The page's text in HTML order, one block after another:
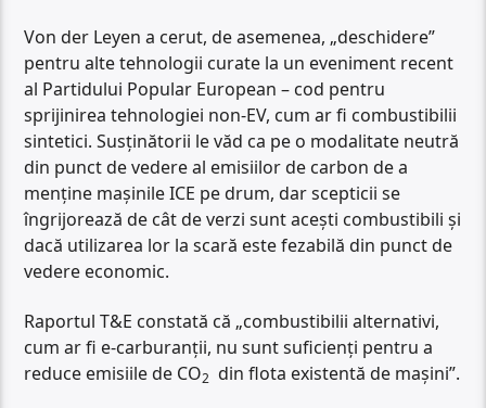
Von der Leyen a cerut, de asemenea, „deschidere”
pentru alte tehnologii curate la un eveniment recent
al Partidului Popular European – cod pentru
sprijinirea tehnologiei non-EV, cum ar fi combustibilii
sintetici. Susținătorii le văd ca pe o modalitate neutră
din punct de vedere al emisiilor de carbon de a
menține mașinile ICE pe drum, dar scepticii se
îngrijorează de cât de verzi sunt acești combustibili și
dacă utilizarea lor la scară este fezabilă din punct de
vedere economic.
Raportul T&E constată că „combustibilii alternativi,
cum ar fi e-carburanții, nu sunt suficienți pentru a
reduce emisiile de CO2 din flota existentă de mașini”.